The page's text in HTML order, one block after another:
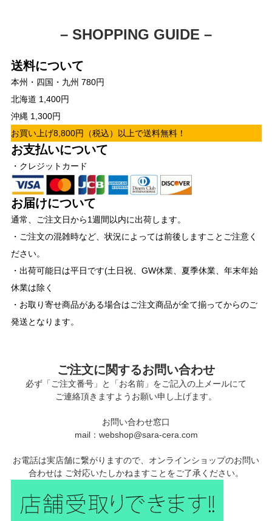
– SHOPPING GUIDE –
送料について
本州・四国・九州 780円
北海道 1,400円
沖縄 1,300円
お買い上げ8,800円（税込）以上で送料無料！
お支払いについて
・クレジットカード
お届けについて
通常、ご注文日から1週間以内に出荷します。
・ご注文の混雑時など、状況によっては前後しますことご注意く
ださい。
・出荷可能日は平日です(土日祝、GW休業、夏季休業、年末年始
休業は除く
・お取り寄せ商品がある場合はご注文商品が全て揃ってからのご
発送となります。
ご注文に関するお問い合わせ
必ず「ご注文番号」と「お名前」をご記入の上メールにて
ご連絡頂きますようお願い申し上げます。
お問い合わせ窓口
mail：webshop@sara-cera.com
お電話は実店舗に繋がりますので、オンラインショップのお問い
合わせは ご対応いたしかねますことをご了承ください。